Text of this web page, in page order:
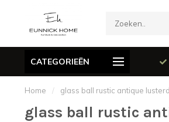
CATEGORIEËN
le dimanche en juillet et août.
Home / glass ball rustic antique
glass ball rustic